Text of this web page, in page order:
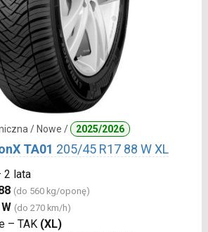
/ Nowe / 2025/2026
TA01 205/45 R17 88 W XL
2 lata
(do 560 kg/oponę)
W (do 270 km/h)
– TAK (XL)